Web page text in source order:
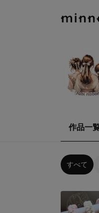
作品一
すべて